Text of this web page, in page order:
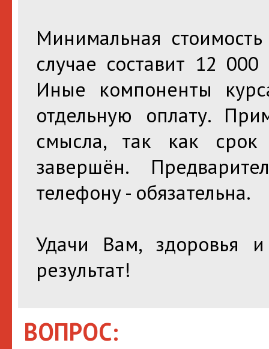
Минимальная
случае составит 12
Иные компоненты
отдельную оплату.
смысла, так как срок
завершён.
телефону - обязательна.
Удачи Вам, здоровья
результат!
ВОПРОС: